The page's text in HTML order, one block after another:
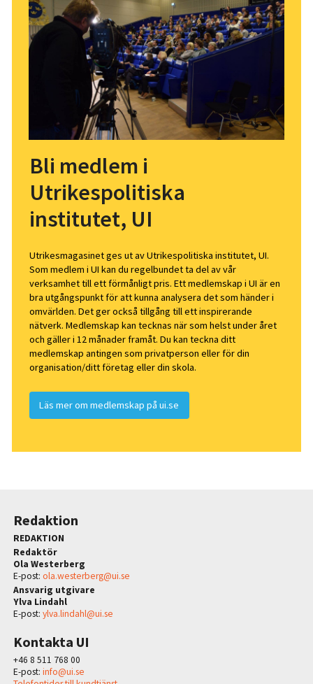
Bli medlem i
Utrikespolitiska
institutet, UI
Utrikesmagasinet ges ut av Utrikespolitiska institutet, UI.
Som medlem i UI kan du regelbundet ta del av vår
verksamhet till ett förmånligt pris. Ett medlemskap i UI är en
bra utgångspunkt för att kunna analysera det som händer i
omvärlden. Det ger också tillgång till ett inspirerande
nätverk. Medlemskap kan tecknas när som helst under året
och gäller i 12 månader framåt. Du kan teckna ditt
medlemskap antingen som privatperson eller för din
organisation/ditt företag eller din skola.
Läs mer om medlemskap på ui.se
Redaktion
REDAKTION
Redaktör
Ola Westerberg
E-post: ola.westerberg@ui.se
Ansvarig utgivare
Ylva Lindahl
E-post: ylva.lindahl@ui.se
Kontakta UI
+46 8 511 768 00
E-post: info@ui.se